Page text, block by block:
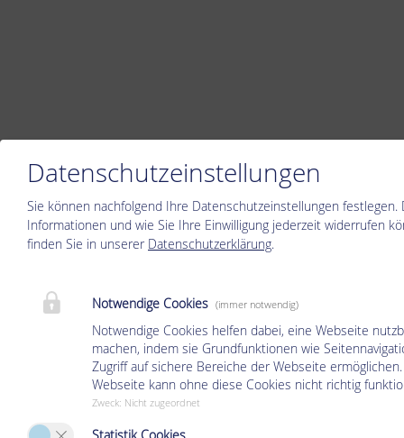
Datenschutzeinstellungen
Sie können nachfolgend Ihre Datenschutzeinstellungen festlegen.
Informationen und wie Sie Ihre Einwilligung jederzeit widerrufen
finden Sie in unserer Datenschutzerklärung.
Notwendige Cookies (immer notwendig)
Notwendige Cookies helfen dabei, eine Webseite
machen, indem sie Grundfunktionen wie
Zugriff auf sichere Bereiche der Webseite
Webseite kann ohne diese Cookies nicht richtig
Zweck: Nicht zugeordnet